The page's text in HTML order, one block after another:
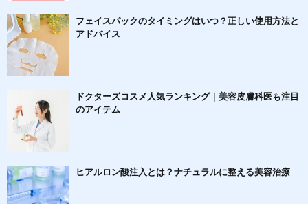
フェイスパックのタイミングはいつ？正しい使用方法と
アドバイス
ドクターズコスメ人気ランキング｜美容皮膚科医も注目
のアイテム
ヒアルロン酸注入とは？ナチュラルに整える美容治療